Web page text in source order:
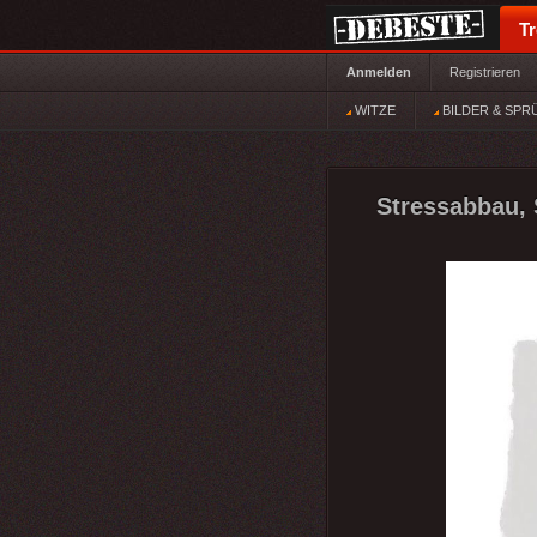
Anmelden Registrieren
WITZE BILDER &
Stressabbau,